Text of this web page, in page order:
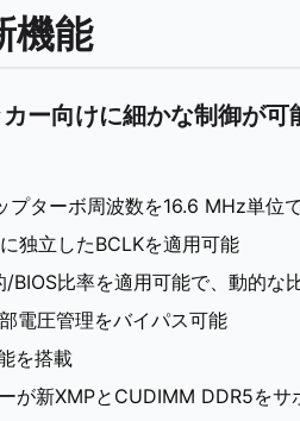
機能
ー向けに細かな制御が可
ターボ周波数を16.6 MHz単位
独立したBCLKを適用可能
比率を適用可能で、動的な
電圧管理をバイパス可能
を搭載
が新XMPとCUDIMM DDR5をサ